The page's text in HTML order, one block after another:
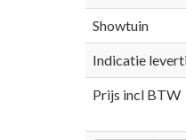
Showtuin
Indicatie
Prijs incl BTW